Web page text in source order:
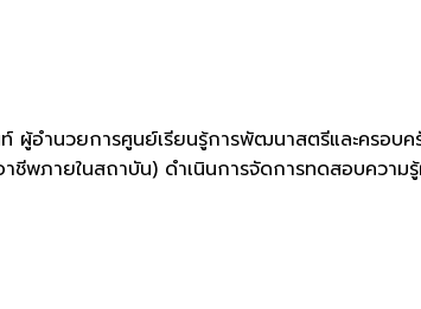
อำนวยการศูนย์เรียนรู้การพัฒนาสตรีและครอบค
พภายในสถาบัน) ดำเนินการจัดการทดสอบความรู้